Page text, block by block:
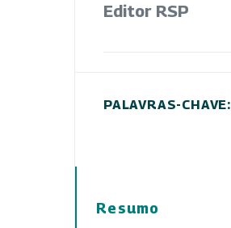
Editor RSP
PALAVRAS-CHAVE:
Resumo